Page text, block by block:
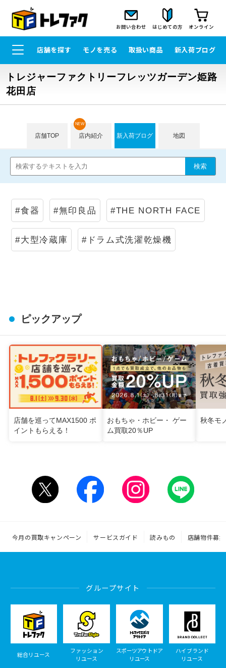
お問い合わせ はじめての方 オンライン
店舗を探す モノを売る 取扱い商品 新入荷ブログ
トレジャーファクトリーフレッツガーデン姫路
花田店
店舗TOP 店内紹介
NEW
新入荷ブログ 地図
#食器 #無印良品 #THE NORTH FACE
#大型冷蔵庫 #ドラム式洗濯乾燥機
ピックアップ
店舗を巡ってMAX1500 ポ
イントもらえる！
おもちゃ・ホビー・ ゲー
ム買取20％UP
秋冬モ
今月の買取キャンペーン サービスガイド 読みもの 店舗物件募集
グループサイト
総合リユース
ファッション
リユース
スポーツアウトドア
リユース
ハイブランド
リユース